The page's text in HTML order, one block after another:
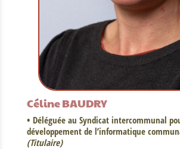
Céline BAUDRY
• Déléguée au Syndicat intercommunal
développement de l’informatique
(Titulaire)